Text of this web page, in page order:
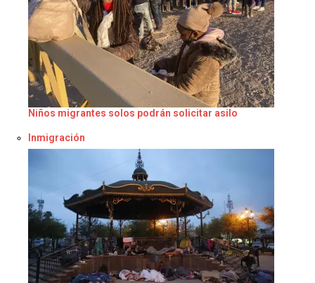
Niños migrantes solos podrán solicitar asilo
Respecto a
Inmigración